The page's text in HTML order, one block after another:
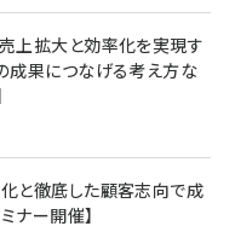
上拡大と効率化を実現す
成果につなげる考え方な
と徹底した顧客志向で成
ナー開催】